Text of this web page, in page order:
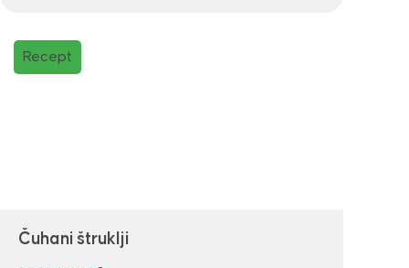
Recept
Čuhani štruklji